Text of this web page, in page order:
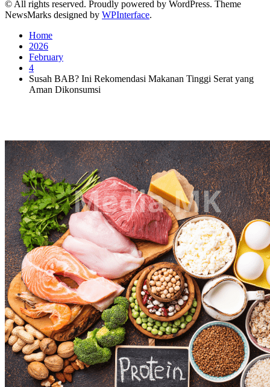
© All rights reserved. Proudly powered by WordPress. Theme
NewsMarks designed by WPInterface.
Home
2026
February
4
Susah BAB? Ini Rekomendasi Makanan Tinggi Serat yang
Aman Dikonsumsi